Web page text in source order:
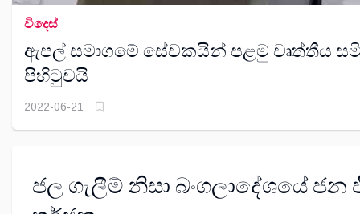
විදෙස්
ඇපල් සමාගමේ සේවකයින් පළමු වෘත්තීය
පිහිටුවයි
2022-06-21
ජල ගැලීම් නිසා බංගලාදේශයේ ජන